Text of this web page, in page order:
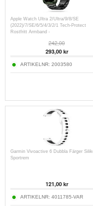
Apple Watch Ultra 2/Ultra/9/8/SE
(2022)/7/SE/6/5/4/3/2/1 Tech-Protect
Rostfritt Armband -
242,00
293,00kr
ARTIKELNR: 2003580
Garmin Vivoactive 6 Dubbla Färger
Sportrem
121,00kr
ARTIKELNR: 4011785-VAR